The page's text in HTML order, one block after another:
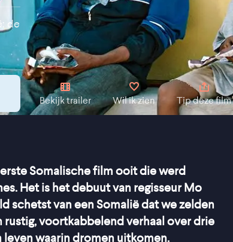
de
Bekijk trailer Wil ik zien Tip deze film
Somalische film ooit die werd
Het is het debuut van regisseur Mo
schetst van een Somalië dat we zelden
rustig, voortkabbelend verhaal over drie
waarin dromen uitkomen.